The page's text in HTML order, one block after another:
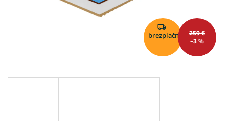
brezplačno
259 €
–3 %